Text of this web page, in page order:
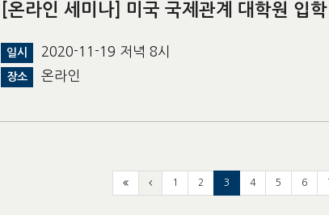
[온라인 세미나] 미국 국제관계 대학원 입
일시 2020-11-19 저녁 8시
장소 온라인
1 2 3 4 5 6